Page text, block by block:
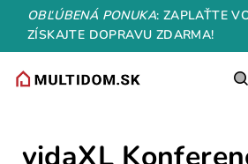
Prejsť
obsah
OBĽÚBENÁ PONUKA: ZAPLAŤTE
ZÍSKAJTE DOPRAVU ZDARMA!
vidaXL